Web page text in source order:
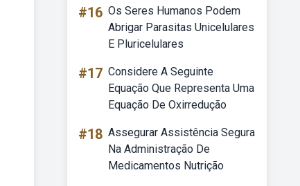
#16 Os Seres Humanos Podem
Abrigar Parasitas Unicelulares
E Pluricelulares
#17 Considere A Seguinte
Equação Que Representa Uma
Equação De Oxirredução
#18 Assegurar Assistência Segura
Na Administração De
Medicamentos Nutrição